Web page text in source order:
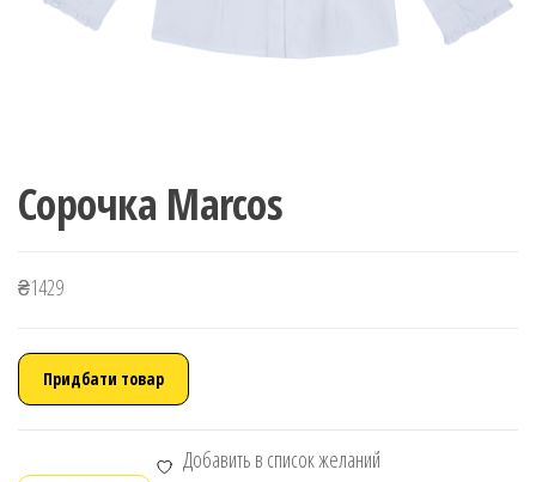
Сорочка Marcos
₴1429
Придбати товар
Добавить в список желаний